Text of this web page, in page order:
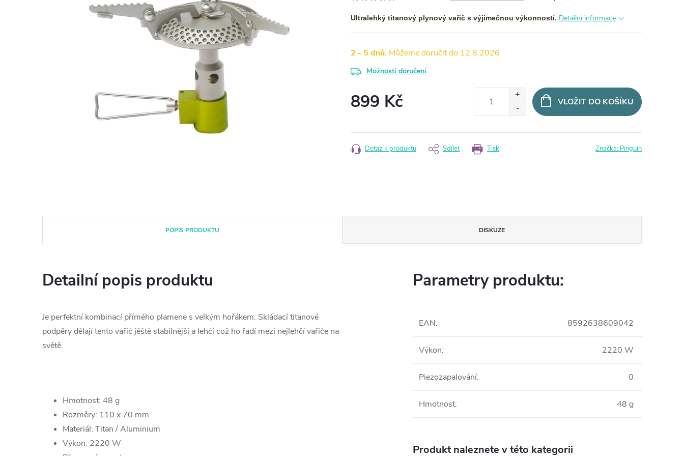
Ultralehký titanový plynový vařič s výjimečnou výkonností. Detailní informace
2 - 5 dnů 12.8.2026
Možnosti doručení
899 Kč VLOŽIT DO KOŠÍKU
Tisk
Dotaz k produktu Sdílet Značka: Pinguin
POPIS PRODUKTU DISKUZE
Detailní popis produktu
Je perfektní kombinací přímého plamene s velkým hořákem. Skládací titanové
podpěry dělají tento vařič jěště stabilnější a lehčí což ho řadí mezi nejlehčí vařiče na
světě.
Hmotnost: 48 g
Rozměry: 110 x 70 mm
Materiál: Titan / Aluminium
Výkon: 2220 W
Parametry produktu:
EAN: 8592638609042
Výkon: 2220 W
Piezozapalování: 0
Hmotnost: 48 g
Produkt naleznete v této kategorii